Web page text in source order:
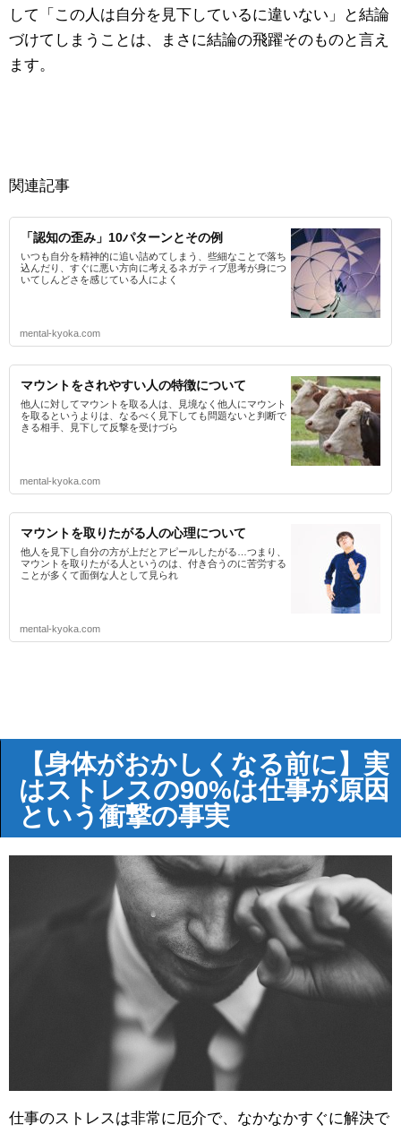
して「この人は自分を見下しているに違いない」と結論
づけてしまうことは、まさに結論の飛躍そのものと言え
ます。
関連記事
「認知の歪み」10パターンとその例
いつも自分を精神的に追い詰めてしまう、些細なことで落ち
込んだり、すぐに悪い方向に考えるネガティブ思考が身につ
いてしんどさを感じている人によく
mental-kyoka.com
マウントをされやすい人の特徴について
他人に対してマウントを取る人は、見境なく他人にマウント
を取るというよりは、なるべく見下しても問題ないと判断で
きる相手、見下して反撃を受けづら
mental-kyoka.com
マウントを取りたがる人の心理について
他人を見下し自分の方が上だとアピールしたがる…つまり、
マウントを取りたがる人というのは、付き合うのに苦労する
ことが多くて面倒な人として見られ
mental-kyoka.com
【身体がおかしくなる前に】実
はストレスの90%は仕事が原因
という衝撃の事実
仕事のストレスは非常に厄介で、なかなかすぐに解決で